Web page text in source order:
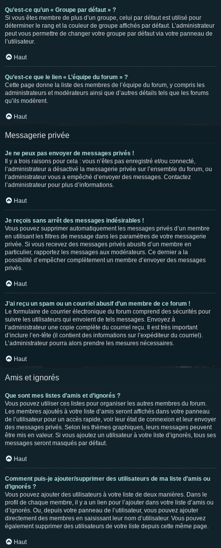
Qu’est-ce qu’un « Groupe par défaut » ?
Si vous êtes membre de plus d’un groupe, celui par défaut est utilisé pour
déterminer le rang et la couleur de groupe affichés par défaut. L’administrateur
peut vous permettre de changer votre groupe par défaut via votre panneau de
l’utilisateur.
Haut
Qu’est-ce que le lien « L’équipe du forum » ?
Cette page donne la liste des membres de l’équipe du forum, y compris les
administrateurs et modérateurs ainsi que d’autres détails tels que les forums
qu’ils modèrent.
Haut
Messagerie privée
Je ne peux pas envoyer de messages privés !
Il y a trois raisons pour cela : vous n’êtes pas enregistré et/ou connecté,
l’administrateur a désactivé la messagerie privée sur l’ensemble du forum, ou
l’administrateur vous a empêché d’envoyer des messages. Contactez
l’administrateur pour plus d’informations.
Haut
Je reçois sans arrêt des messages indésirables !
Vous pouvez supprimer automatiquement les messages privés d’un membre
en utilisant les filtres de message dans les paramètres de votre messagerie
privée. Si vous recevez des messages privés abusifs d’un membre en
particulier, rapportez les messages aux modérateurs. Ce dernier a la
possibilité d’empêcher complètement un membre d’envoyer des messages
privés.
Haut
J’ai reçu un spam ou un courriel abusif d’un membre de ce forum !
Le formulaire de courrier électronique du forum comprend des sécurités pour
suivre les utilisateurs qui envoient de tels messages. Envoyez à
l’administrateur une copie complète du courriel reçu. Il est très important
d’inclure l’en-tête (il contient des informations sur l’expéditeur du courriel).
L’administrateur pourra alors prendre les mesures nécessaires.
Haut
Amis et ignorés
Que sont mes listes d’amis et d’ignorés ?
Vous pouvez utiliser ces listes pour organiser les autres membres du forum.
Les membres ajoutés à votre liste d’amis seront affichés dans votre panneau
de l’utilisateur pour un accès rapide, voir leur état de connexion et leur envoyer
des messages privés. Selon les thèmes graphiques, leurs messages peuvent
être mis en valeur. Si vous ajoutez un utilisateur à votre liste d’ignorés, tous ses
messages seront masqués par défaut.
Haut
Comment puis-je ajouter/supprimer des utilisateurs de ma liste d’amis ou
d’ignorés ?
Vous pouvez ajouter des utilisateurs à votre liste de deux manières. Dans le
profil de chaque membre, il y a un lien pour l’ajouter dans votre liste d’amis ou
d’ignorés. Ou, depuis votre panneau de l’utilisateur, vous pouvez ajouter
directement des membres en saisissant leur nom d’utilisateur. Vous pouvez
également supprimer des utilisateurs de votre liste depuis cette même page.
Haut